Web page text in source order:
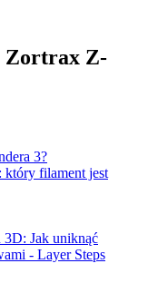
Zortrax Z-
3?
który filament jest
Jak uniknąć
- Layer Steps